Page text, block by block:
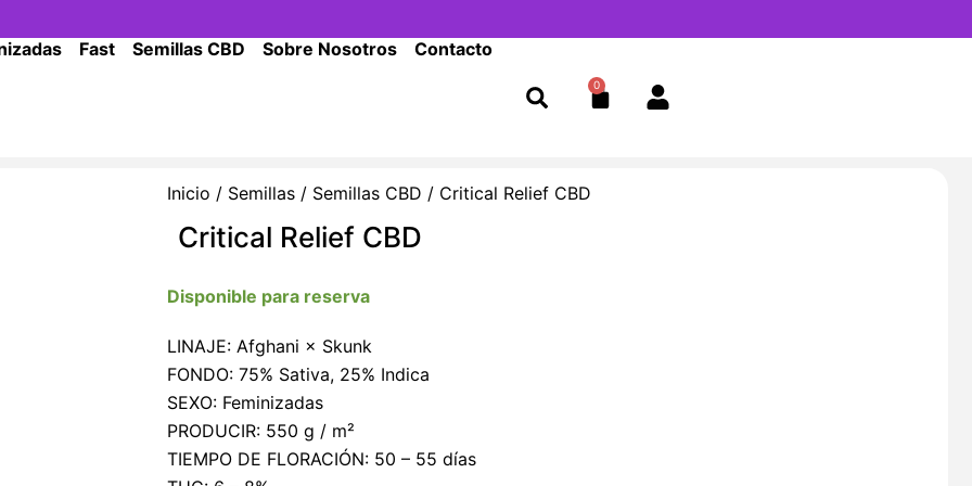
Fast Semillas CBD Sobre Nosotros Contacto
0
Cart
Inicio / Semillas/ Semillas CBD / Critical Relief CBD
Critical Relief CBD
Disponible para reserva
LINAJE: Afghani × Skunk
FONDO: 75% Sativa, 25% Indica
SEXO: Feminizadas
PRODUCIR: 550 g / m²
TIEMPO DE FLORACIÓN: 50 – 55 días